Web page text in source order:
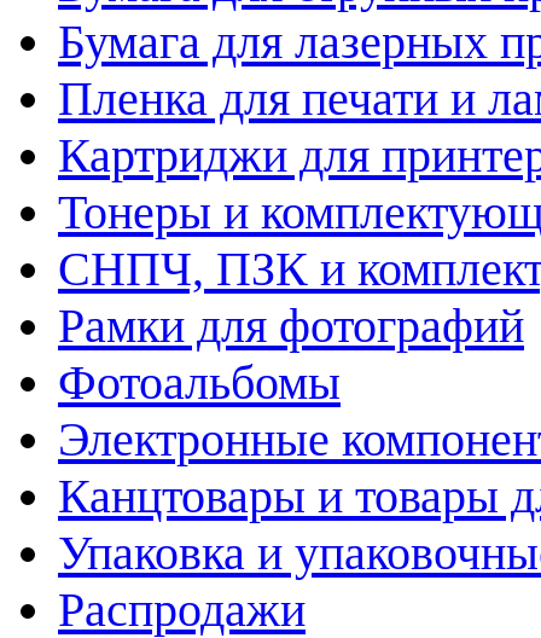
Бумага для лазерных
Пленка для печати и
Картриджи для
Тонеры и
СНПЧ, ПЗК и
Рамки для фотографий
Фотоальбомы
Электронные
Канцтовары и товары
Упаковка и
Распродажи